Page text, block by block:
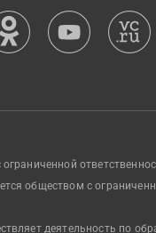
обществом с
деятельность по